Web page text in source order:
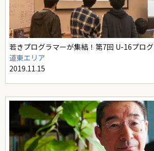
若きプログラマーが集結！第7回 U-16プロ
道東エリア
2019.11.15